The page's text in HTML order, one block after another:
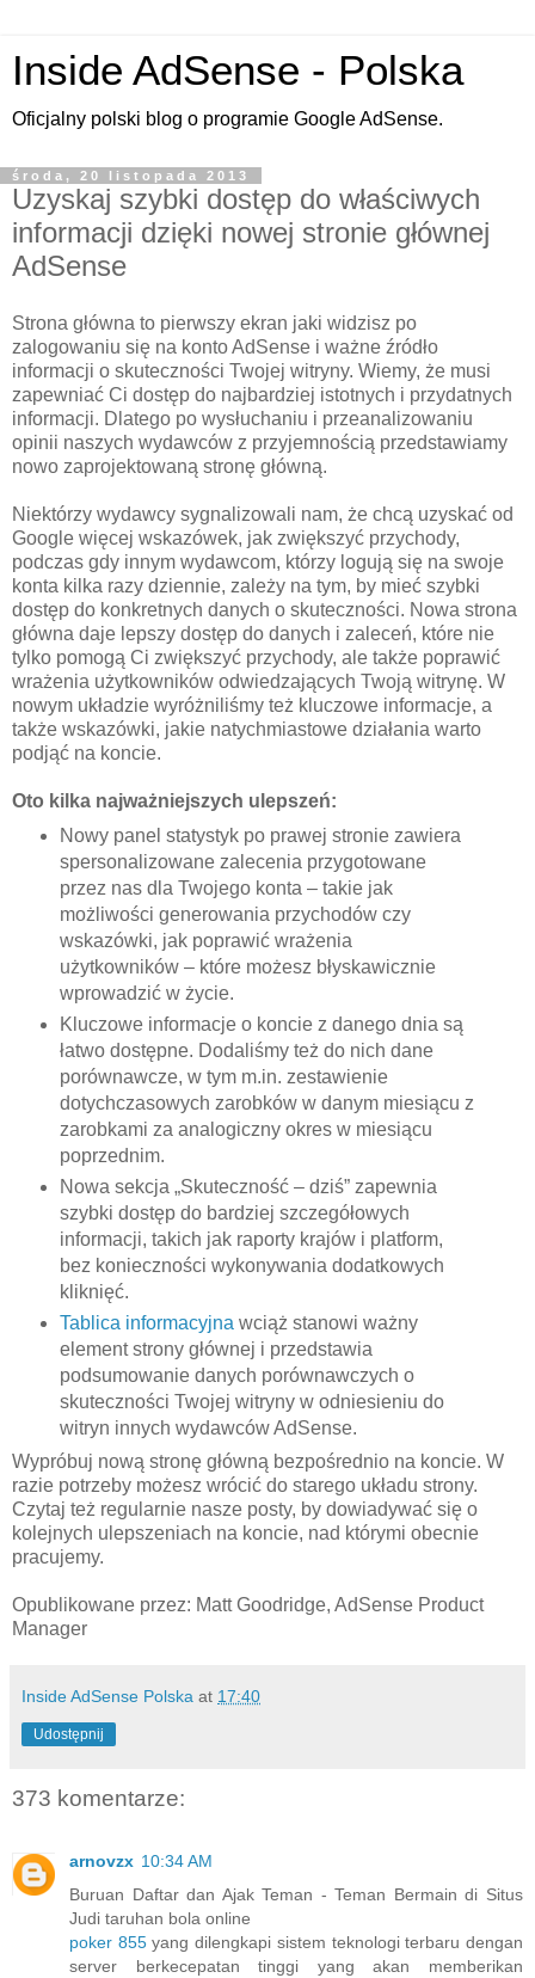
Inside AdSense - Polska
Oficjalny polski blog o programie Google AdSense.
środa, 20 listopada 2013
Uzyskaj szybki dostęp do właściwych
informacji dzięki nowej stronie głównej
AdSense
Strona główna to pierwszy ekran jaki widzisz po
zalogowaniu się na konto AdSense i ważne źródło
informacji o skuteczności Twojej witryny. Wiemy, że musi
zapewniać Ci dostęp do najbardziej istotnych i przydatnych
informacji. Dlatego po wysłuchaniu i przeanalizowaniu
opinii naszych wydawców z przyjemnością przedstawiamy
nowo zaprojektowaną stronę główną.
Niektórzy wydawcy sygnalizowali nam, że chcą uzyskać od
Google więcej wskazówek, jak zwiększyć przychody,
podczas gdy innym wydawcom, którzy logują się na swoje
konta kilka razy dziennie, zależy na tym, by mieć szybki
dostęp do konkretnych danych o skuteczności. Nowa strona
główna daje lepszy dostęp do danych i zaleceń, które nie
tylko pomogą Ci zwiększyć przychody, ale także poprawić
wrażenia użytkowników odwiedzających Twoją witrynę. W
nowym układzie wyróżniliśmy też kluczowe informacje, a
także wskazówki, jakie natychmiastowe działania warto
podjąć na koncie.
Oto kilka najważniejszych ulepszeń:
Nowy panel statystyk po prawej stronie zawiera
spersonalizowane zalecenia przygotowane
przez nas dla Twojego konta – takie jak
możliwości generowania przychodów czy
wskazówki, jak poprawić wrażenia
użytkowników – które możesz błyskawicznie
wprowadzić w życie.
Kluczowe informacje o koncie z danego dnia są
łatwo dostępne. Dodaliśmy też do nich dane
porównawcze, w tym m.in. zestawienie
dotychczasowych zarobków w danym miesiącu z
zarobkami za analogiczny okres w miesiącu
poprzednim.
Nowa sekcja „Skuteczność – dziś” zapewnia
szybki dostęp do bardziej szczegółowych
informacji, takich jak raporty krajów i platform,
bez konieczności wykonywania dodatkowych
kliknięć.
Tablica informacyjna wciąż stanowi ważny
element strony głównej i przedstawia
podsumowanie danych porównawczych o
skuteczności Twojej witryny w odniesieniu do
witryn innych wydawców AdSense.
Wypróbuj nową stronę główną bezpośrednio na koncie. W
razie potrzeby możesz wrócić do starego układu strony.
Czytaj też regularnie nasze posty, by dowiadywać się o
kolejnych ulepszeniach na koncie, nad którymi obecnie
pracujemy.
Opublikowane przez: Matt Goodridge, AdSense Product
Manager
Inside AdSense Polska at 17:40
Udostępnij
373 komentarze:
arnovzx 10:34 AM
Buruan Daftar dan Ajak Teman - Teman Bermain di Situs
Judi taruhan bola online
poker 855yang dilengkapi sistem teknologi terbaru dengan
server berkecepatan tinggi yang akan memberikan